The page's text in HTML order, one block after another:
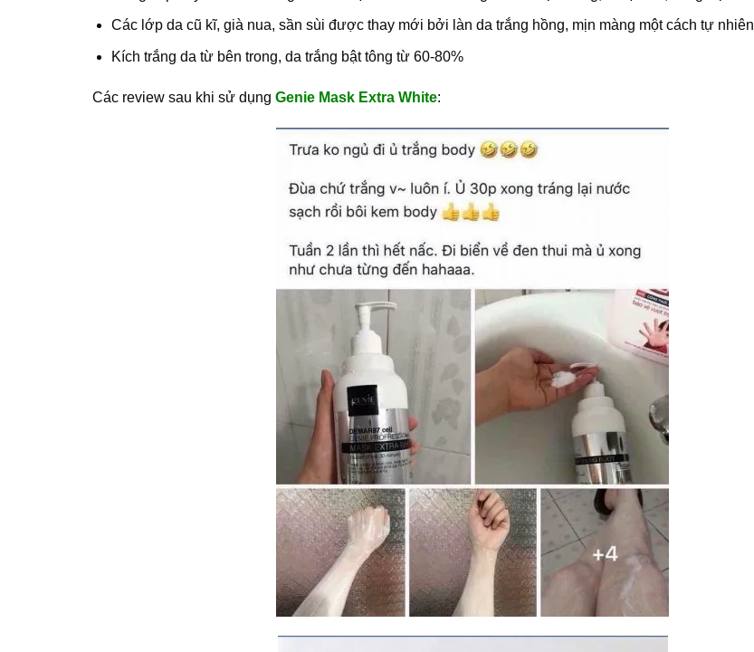
Các lớp da cũ kĩ, già nua, sần sùi được thay mới bởi làn da trắng hồng, mịn màng một cách tự nhiên
Kích trắng da từ bên trong, da trắng bật tông từ 60-80%
Các review sau khi sử dụng Genie Mask Extra White: